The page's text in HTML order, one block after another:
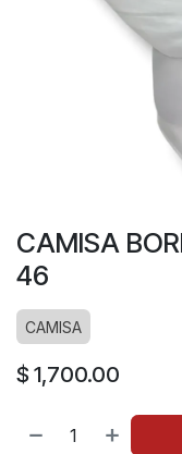
CAMISA
46
CAMISA
$ 1,700.00